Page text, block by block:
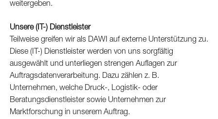
weitergeben.
Unsere (IT-) Dienstleister
Teilweise greifen wir als DAWI auf externe Unterstützung zu.
Diese (IT-) Dienstleister werden von uns sorgfältig
ausgewählt und unterliegen strengen Auflagen zur
Auftragsdatenverarbeitung. Dazu zählen z. B.
Unternehmen, welche Druck-, Logistik- oder
Beratungsdienstleister sowie Unternehmen zur
Marktforschung in unserem Auftrag.